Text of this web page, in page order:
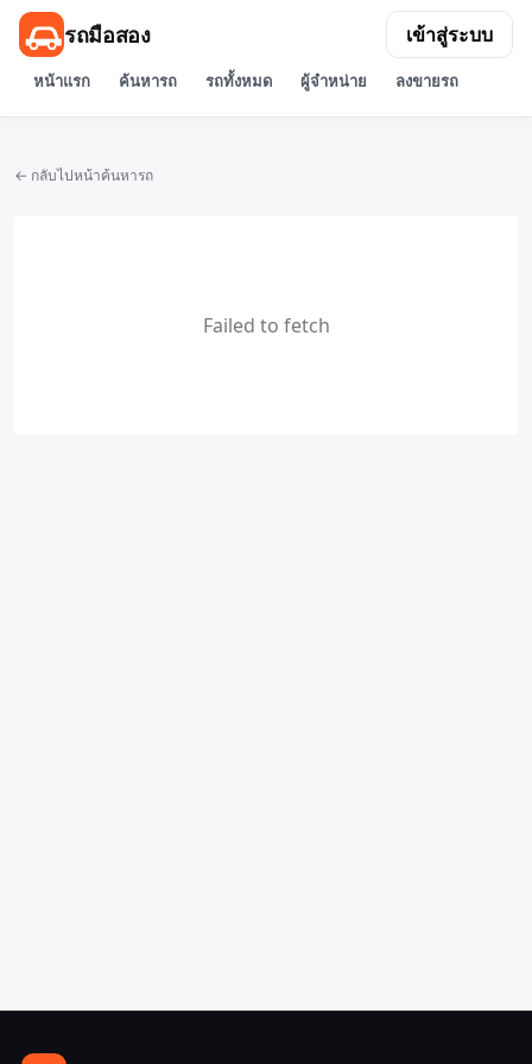
รถมือสอง
หน้าแรก ค้นหารถ รถทั้งหมด ผู้จำหน่าย ลงขายรถ
เข้าสู่ระบบ
← กลับไปหน้าค้นหารถ
Failed to fetch